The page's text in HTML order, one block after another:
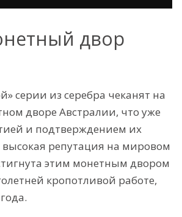
двор
серии из серебра чеканят на
дворе Австралии, что уже
и подтверждением их
высокая репутация на мировом
этим монетным двором
кропотливой работе,